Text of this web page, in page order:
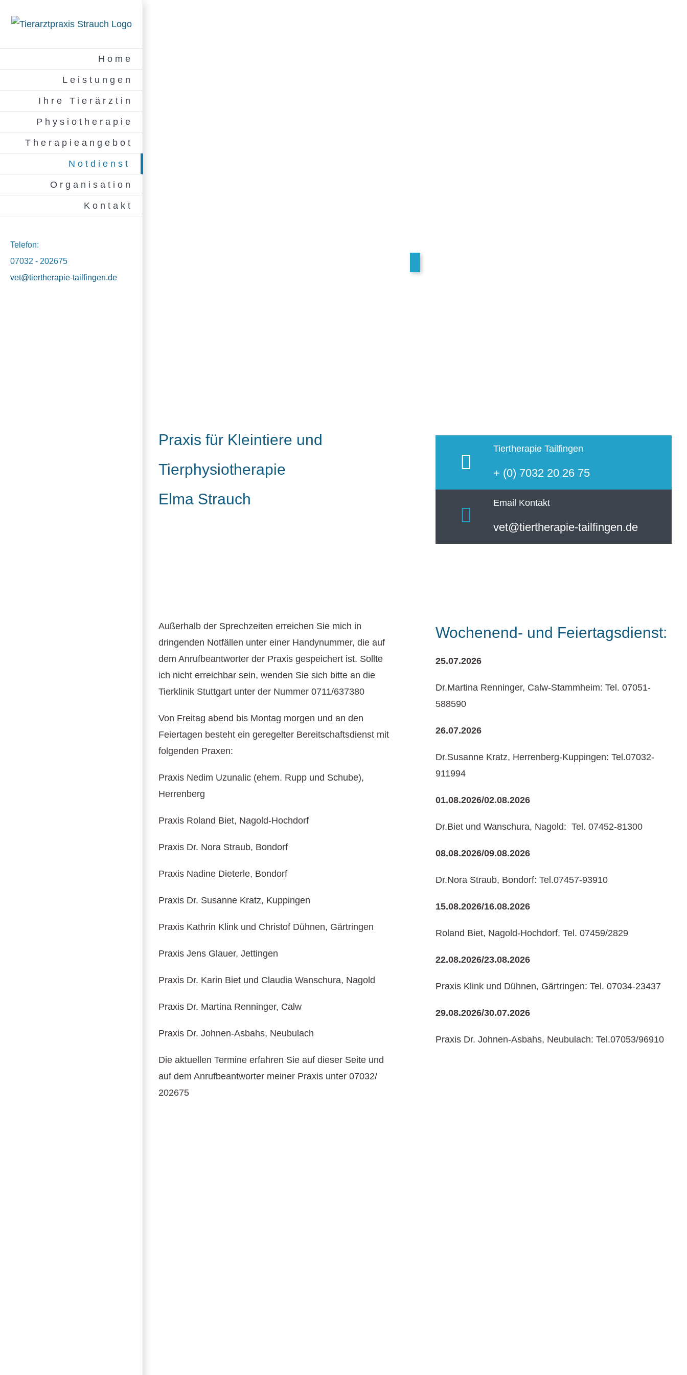
Inhalt
Home
Leistungen
Ihre Tierärztin
Physiotherapie
Therapieangebot
Notdienst
Organisation
Kontakt
Telefon:
07032 - 202675
vet@tiertherapie-tailfingen.de
Praxis für Kleintiere und
Tierphysiotherapie
Elma Strauch
Tiertherapie Tailfingen
+ (0) 7032 20 26 75
Email Kontakt
vet@tiertherapie-tailfingen.de
Außerhalb der Sprechzeiten erreichen Sie mich in
dringenden Notfällen unter einer Handynummer, die auf
dem Anrufbeantworter der Praxis gespeichert ist. Sollte
ich nicht erreichbar sein, wenden Sie sich bitte an die
Tierklinik Stuttgart unter der Nummer 0711/637380
Von Freitag abend bis Montag morgen und an den
Feiertagen besteht ein geregelter Bereitschaftsdienst mit
folgenden Praxen:
Praxis Nedim Uzunalic (ehem. Rupp und Schube),
Herrenberg
Praxis Roland Biet, Nagold-Hochdorf
Praxis Dr. Nora Straub, Bondorf
Praxis Nadine Dieterle, Bondorf
Praxis Dr. Susanne Kratz, Kuppingen
Praxis Kathrin Klink und Christof Dühnen, Gärtringen
Praxis Jens Glauer, Jettingen
Praxis Dr. Karin Biet und Claudia Wanschura, Nagold
Praxis Dr. Martina Renninger, Calw
Praxis Dr. Johnen-Asbahs, Neubulach
Die aktuellen Termine erfahren Sie auf dieser Seite und
auf dem Anrufbeantworter meiner Praxis unter 07032/
202675
Wochenend- und Feiertagsdienst:
25.07.2026
Dr.Martina Renninger, Calw-Stammheim: Tel. 07051-
588590
26.07.2026
Dr.Susanne Kratz, Herrenberg-Kuppingen: Tel.07032-
911994
01.08.2026/02.08.2026
Dr.Biet und Wanschura, Nagold: Tel. 07452-81300
08.08.2026/09.08.2026
Dr.Nora Straub, Bondorf: Tel.07457-93910
15.08.2026/16.08.2026
Roland Biet, Nagold-Hochdorf, Tel. 07459/2829
22.08.2026/23.08.2026
Praxis Klink und Dühnen, Gärtringen: Tel. 07034-23437
29.08.2026/30.07.2026
Praxis Dr. Johnen-Asbahs, Neubulach: Tel.07053/96910